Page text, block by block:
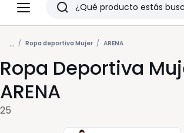
Menu
Redoute
Buscar
Últimos
artículos
vistos
... Ropa deportiva Mujer ARENA
Ropa Deportiva
ARENA
25